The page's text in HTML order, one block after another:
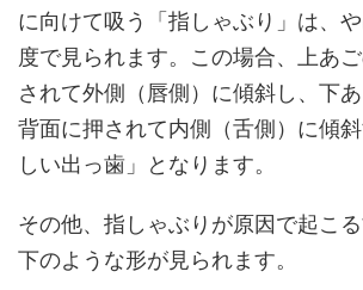
に向けて吸う「指しゃぶり」は、
度で見られます。この場合、上あ
されて外側（唇側）に傾斜し、下
背面に押されて内側（舌側）に傾
しい出っ歯」となります。
その他、指しゃぶりが原因で起こ
下のような形が見られます。